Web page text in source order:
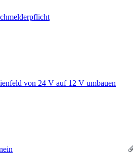
von 24 V auf 12 V umbauen